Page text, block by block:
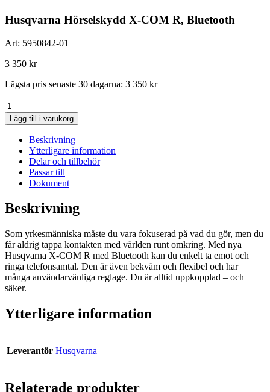
Husqvarna Hörselskydd X-COM R, Bluetooth
Art: 5950842-01
3 350 kr
Lägsta pris senaste 30 dagarna: 3 350 kr
Husqvarna
Hörselskydd
X-
COM
Bluetooth
mängd
Lägg till i varukorg
Beskrivning
Ytterligare information
Delar och tillbehör
Passar till
Dokument
Beskrivning
Som yrkesmänniska måste du vara fokuserad på vad du gör, men du
får aldrig tappa kontakten med världen runt omkring. Med nya
Husqvarna X-COM R med Bluetooth kan du enkelt ta emot och
ringa telefonsamtal. Den är även bekväm och flexibel och har
många användarvänliga reglage. Du är alltid uppkopplad – och
säker.
Ytterligare information
Leverantör Husqvarna
Relaterade produkter